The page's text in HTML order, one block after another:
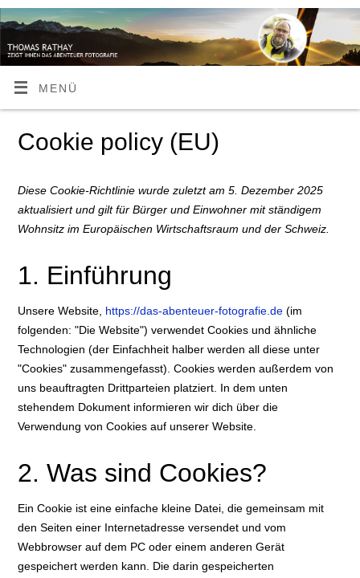
MENÜ
Cookie policy (EU)
Diese Cookie-Richtlinie wurde zuletzt am 5. Dezember 2025
aktualisiert und gilt für Bürger und Einwohner mit ständigem
Wohnsitz im Europäischen Wirtschaftsraum und der Schweiz.
1. Einführung
Unsere Website, https://das-abenteuer-fotografie.de(im
folgenden: "Die Website") verwendet Cookies und ähnliche
Technologien (der Einfachheit halber werden all diese unter
"Cookies" zusammengefasst). Cookies werden außerdem von
uns beauftragten Drittparteien platziert. In dem unten
stehendem Dokument informieren wir dich über die
Verwendung von Cookies auf unserer Website.
2. Was sind Cookies?
Ein Cookie ist eine einfache kleine Datei, die gemeinsam mit
den Seiten einer Internetadresse versendet und vom
Webbrowser auf dem PC oder einem anderen Gerät
gespeichert werden kann. Die darin gespeicherten